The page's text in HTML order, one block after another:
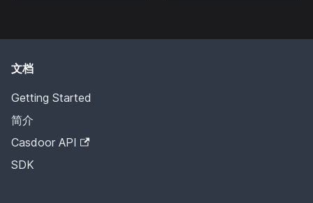
文档
Getting Started
简介
Casdoor API
SDK